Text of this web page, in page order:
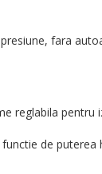
fara
reglabila pentru
de puterea